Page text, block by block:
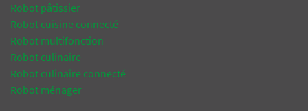
Robot pâtissier
Robot cuisine connecté
Robot multifonction
Robot culinaire
Robot culinaire connecté
Robot ménager